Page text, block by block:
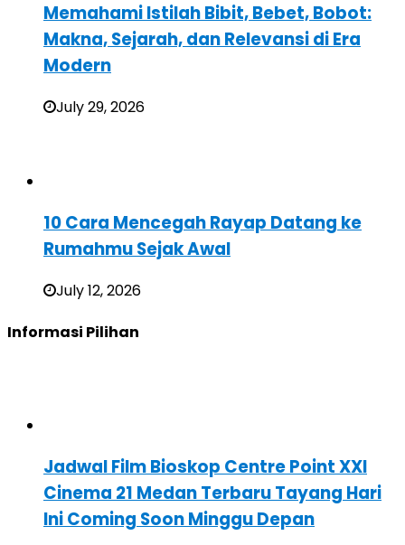
Memahami Istilah Bibit, Bebet, Bobot:
Makna, Sejarah, dan Relevansi di Era
Modern
July 29, 2026
10 Cara Mencegah Rayap Datang ke
Rumahmu Sejak Awal
July 12, 2026
Informasi Pilihan
Jadwal Film Bioskop Centre Point XXI
Cinema 21 Medan Terbaru Tayang Hari
Ini Coming Soon Minggu Depan